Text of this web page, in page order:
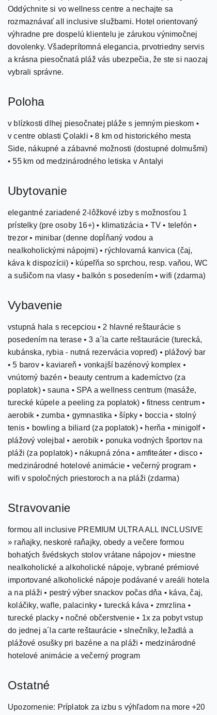
rozmaznávať all inclusive službami. Hotel orientovaný
výhradne pre dospelú klientelu je zárukou výnimočnej
dovolenky. Všadeprítomná elegancia, prvotriedny servis
a krásna piesočnatá pláž vás ubezpečia, že ste si naozaj
vybrali správne.
v blízkosti dlhej piesočnatej pláže s jemným pieskom •
Side, nákupné a zábavné možnosti (dostupné dolmušmi)
• 55 km od medzinárodného letiska v Antalyi
elegantné zariadené 2-lôžkové izby s možnosťou 1
trezor • minibar (denne dopĺňaný vodou a
nealkoholickými nápojmi) • rýchlovarná kanvica (čaj,
káva k dispozícii) • kúpeľňa so sprchou, resp. vaňou, WC
a sušičom na vlasy • balkón s posedením • wifi (zdarma)
vstupná hala s recepciou • 2 hlavné reštaurácie s
kubánska, rybia - nutná rezervácia vopred) • plážový bar
• 5 barov • kaviareň • vonkajší bazénový komplex •
vnútorný bazén • beauty centrum a kaderníctvo (za
poplatok) • sauna • SPA a wellness centrum (masáže,
turecké kúpele a peeling za poplatok) • fitness centrum •
aerobik • zumba • gymnastika • šípky • boccia • stolný
tenis • bowling a biliard (za poplatok) • herňa • minigolf •
plážový volejbal • aerobik • ponuka vodných športov na
pláži (za poplatok) • nákupná zóna • amfiteáter • disco •
medzinárodné hotelové animácie • večerný program •
wifi v spoločných priestoroch a na pláži (zdarma)
formou all inclusive PREMIUM ULTRA ALL INCLUSIVE
bohatých švédskych stolov vrátane nápojov • miestne
nealkoholické a alkoholické nápoje, vybrané prémiové
importované alkoholické nápoje podávané v areáli hotela
a na pláži • pestrý výber snackov počas dňa • káva, čaj,
koláčiky, wafle, palacinky • turecká káva • zmrzlina •
turecké placky • nočné občerstvenie • 1x za pobyt vstup
do jednej a´la carte reštaurácie • slnečníky, ležadlá a
plážové osušky pri bazéne a na pláži • medzinárodné
hotelové animácie a večerný program
Upozornenie: Príplatok za izbu s výhľadom na more +20